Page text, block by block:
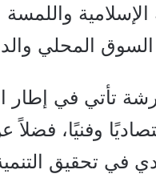
الإسلامية
المحلي
تأتي في إطار
وفنيًا،
في تحقيق